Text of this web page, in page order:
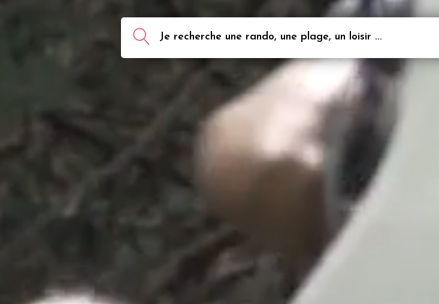
Je recherche une rando, une plage, un loisir ...